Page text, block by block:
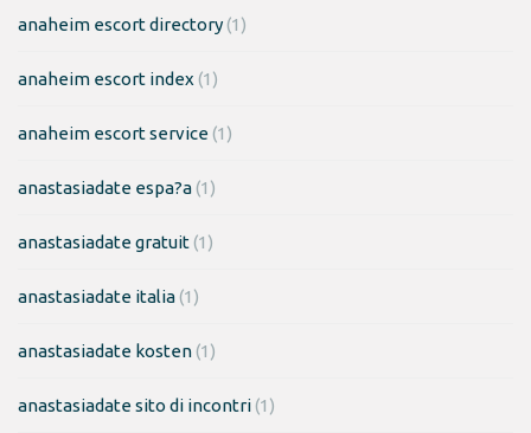
anaheim escort directory(1)
anaheim escort index (1)
anaheim escort service(1)
anastasiadate espa?a(1)
anastasiadate gratuit(1)
anastasiadate italia(1)
anastasiadate kosten(1)
anastasiadate sito di incontri(1)